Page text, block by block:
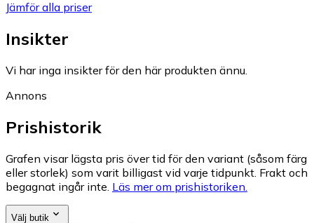
Jämför alla priser
Insikter
Vi har inga insikter för den här produkten ännu.
Annons
Prishistorik
Grafen visar lägsta pris över tid för den variant (såsom färg
eller storlek) som varit billigast vid varje tidpunkt. Frakt och
begagnat ingår inte. Läs mer om prishistoriken.
Välj butik